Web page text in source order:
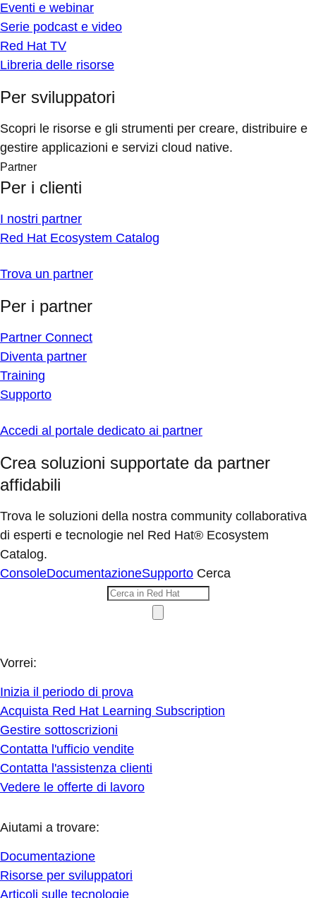
Eventi e webinar
Serie podcast e video
Red Hat TV
Libreria delle risorse
Per sviluppatori
Scopri le risorse e gli strumenti per creare, distribuire e
gestire applicazioni e servizi cloud native.
Partner
Per i clienti
I nostri partner
Red Hat Ecosystem Catalog
Trova un partner
Per i partner
Partner Connect
Diventa partner
Training
Supporto
Accedi al portale dedicato ai partner
Crea soluzioni supportate da partner
affidabili
Trova le soluzioni della nostra community collaborativa
di esperti e tecnologie nel Red Hat® Ecosystem
Catalog.
ConsoleDocumentazioneSupporto Cerca
Vorrei:
Inizia il periodo di prova
Acquista Red Hat Learning Subscription
Gestire sottoscrizioni
Contatta l'ufficio vendite
Contatta l'assistenza clienti
Vedere le offerte di lavoro
Aiutami a trovare:
Documentazione
Risorse per sviluppatori
Articoli sulle tecnologie